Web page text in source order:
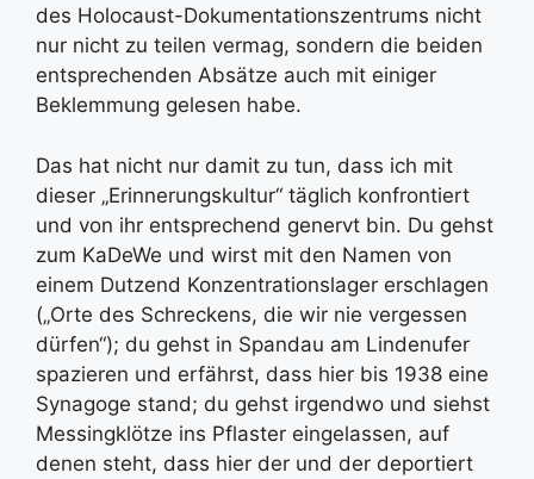
des Holocaust-Dokumentationszentrums nicht
nur nicht zu teilen vermag, sondern die beiden
entsprechenden Absätze auch mit einiger
Beklemmung gelesen habe.
Das hat nicht nur damit zu tun, dass ich mit
dieser „Erinnerungskultur“ täglich konfrontiert
und von ihr entsprechend genervt bin. Du gehst
zum KaDeWe und wirst mit den Namen von
einem Dutzend Konzentrationslager erschlagen
(„Orte des Schreckens, die wir nie vergessen
dürfen“); du gehst in Spandau am Lindenufer
spazieren und erfährst, dass hier bis 1938 eine
Synagoge stand; du gehst irgendwo und siehst
Messingklötze ins Pflaster eingelassen, auf
denen steht, dass hier der und der deportiert